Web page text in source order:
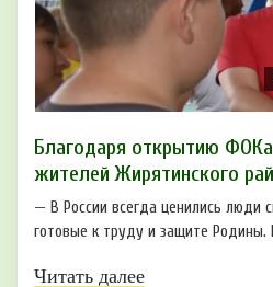
Благодаря открытию
жителей Жирятинского
— В России всегда ценились люди
готовые к труду и защите Родины.
Читать далее